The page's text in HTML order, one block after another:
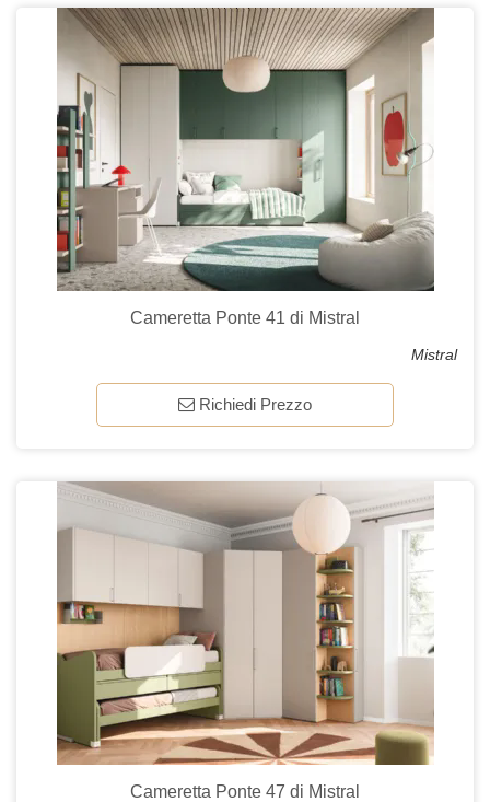
Cameretta Ponte 41 di Mistral
Mistral
Richiedi Prezzo
Cameretta Ponte 47 di Mistral